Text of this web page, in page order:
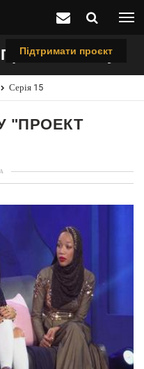
Підтримати проєкт
Runway"
Серія 15
"ПРОЕКТ